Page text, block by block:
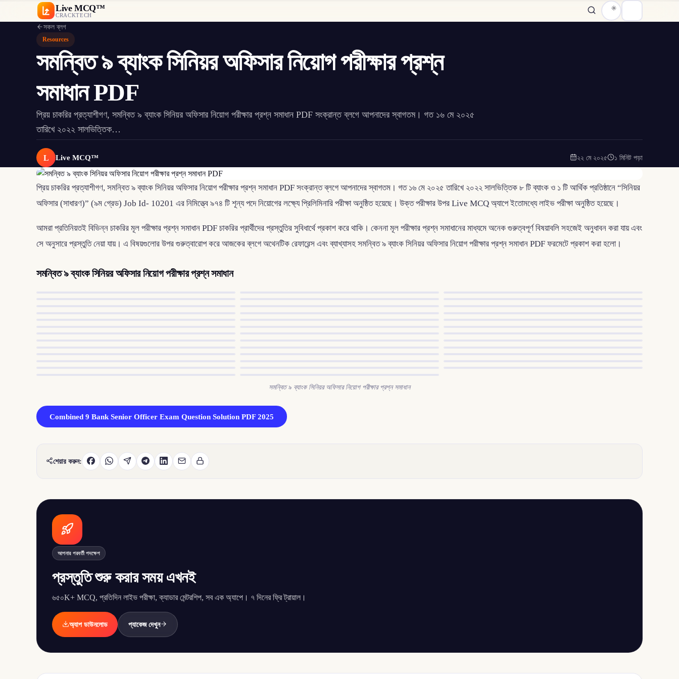
Live MCQ™
CRACKTECH
সকল ব্লগ
Resources
সমন্বিত ৯ ব্যাংক সিনিয়র অফিসার নিয়োগ পরীক্ষার প্রশ্ন
সমাধান PDF
প্রিয় চাকরির প্রত্যাশীগণ, সমন্বিত ৯ ব্যাংক সিনিয়র অফিসার নিয়োগ পরীক্ষার প্রশ্ন সমাধান PDF সংক্রান্ত ব্লগে আপনাদের স্বাগতম। গত ১৬ মে ২০২৫
তারিখে ২০২২ সালভিত্তিক…
L Live MCQ™ ২২ মে ২০২৫ ১ মিনিট পড়া
প্রিয় চাকরির প্রত্যাশীগণ, সমন্বিত ৯ ব্যাংক সিনিয়র অফিসার নিয়োগ পরীক্ষার প্রশ্ন সমাধান PDF সংক্রান্ত ব্লগে আপনাদের স্বাগতম। গত ১৬ মে ২০২৫ তারিখে ২০২২ সালভিত্তিক ৮ টি ব্যাংক ও ১ টি আর্থিক প্রতিষ্ঠানে “সিনিয়র
অফিসার (সাধারণ)” (৯ম গ্রেড) Job Id- 10201 এর নিমিত্ত্বে ৯৭৪ টি শূন্য পদে নিয়োগের লক্ষ্যে প্রিলিমিনারি পরীক্ষা অনুষ্ঠিত হয়েছে। উক্ত পরীক্ষার উপর Live MCQ অ্যাপে ইতোমধ্যে লাইভ পরীক্ষা অনুষ্ঠিত হয়েছে।
আমরা প্রতিনিয়তই বিভিন্ন চাকরির মূল পরীক্ষার প্রশ্ন সমাধান PDF চাকরির প্রার্থীদের প্রস্তুতির সুবিধার্থে প্রকাশ করে থাকি। কেননা মূল পরীক্ষার প্রশ্ন সমাধানের মাধ্যমে অনেক গুরুত্বপূর্ণ বিষয়াবলি সহজেই অনুধাবন করা যায় এবং
সে অনুসারে প্রস্তুতি নেয়া যায়। এ বিষয়গুলোর উপর গুরুত্বারোপ করে আজকের ব্লগে অথেনটিক রেফারেন্স এবং ব্যাখ্যাসহ সমন্বিত ৯ ব্যাংক সিনিয়র অফিসার নিয়োগ পরীক্ষার প্রশ্ন সমাধান PDF ফরমেটে প্রকাশ করা হলো।
সমন্বিত ৯ ব্যাংক সিনিয়র অফিসার নিয়োগ পরীক্ষার প্রশ্ন সমাধান
সমন্বিত ৯ ব্যাংক সিনিয়র অফিসার নিয়োগ পরীক্ষার প্রশ্ন সমাধান
Combined 9 Bank Senior Officer Exam Question Solution PDF 2025
শেয়ার করুন:
আপনার পরবর্তী পদক্ষেপ
প্রস্তুতি শুরু করার সময় এখনই
৬৫০K+ MCQ, প্রতিদিন লাইভ পরীক্ষা, ক্যাডার মেন্টরশিপ, সব এক অ্যাপে। ৭ দিনের ফ্রি ট্রায়াল।
অ্যাপ ডাউনলোড প্যাকেজ দেখুন